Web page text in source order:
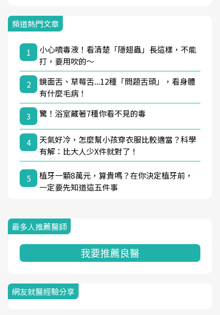
頻道熱門文章
1
小心噴毒液！看清楚「隱翅蟲」長這樣，不能
打，要用吹的～
2
鏡面舌、草莓舌...12種「問題舌頭」，看身體
有什麼毛病！
3
驚！浴室藏著7種你看不見的毒
4
天氣好冷，怎麼幫小孩穿衣服比較適當？科學
有解：比大人少X件就對了！
5
植牙一顆8萬元，算貴嗎？在你決定植牙前，
一定要先知道這五件事
最多人推薦醫師
我要推薦良醫
網友就醫經驗分享